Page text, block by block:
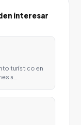
interesar
turístico en
a…